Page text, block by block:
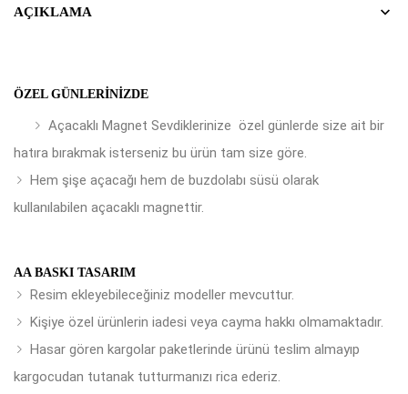
AÇIKLAMA
ÖZEL GÜNLERINIZDE
Açacaklı Magnet Sevdiklerinize özel günlerde size ait bir
hatıra bırakmak isterseniz bu ürün tam size göre.
Hem şişe açacağı hem de buzdolabı süsü olarak
kullanılabilen açacaklı magnettir.
AA BASKI TASARIM
Resim ekleyebileceğiniz modeller mevcuttur.
Kişiye özel ürünlerin iadesi veya cayma hakkı olmamaktadır.
Hasar gören kargolar paketlerinde ürünü teslim almayıp
kargocudan tutanak tutturmanızı rica ederiz.